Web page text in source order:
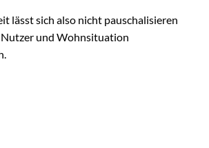
lässt sich also nicht pauschalisieren
Nutzer und Wohnsituation